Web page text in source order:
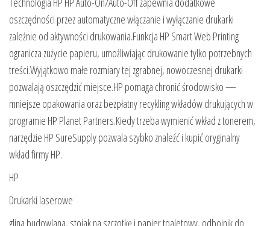
oszczędności przez automatyczne włączanie i wyłączanie drukarki
zależnie od aktywności drukowania.Funkcja HP Smart Web Printing
ogranicza zużycie papieru, umożliwiając drukowanie tylko potrzebnych
treści.Wyjątkowo małe rozmiary tej zgrabnej, nowoczesnej drukarki
pozwalają oszczędzić miejsce.HP pomaga chronić środowisko —
mniejsze opakowania oraz bezpłatny recykling wkładów drukujących w
programie HP Planet Partners.Kiedy trzeba wymienić wkład z tonerem,
narzędzie HP SureSupply pozwala szybko znaleźć i kupić oryginalny
wkład firmy HP.
HP
Drukarki laserowe
glina budowlana, stojak na szczotkę i papier toaletowy, odbojnik do